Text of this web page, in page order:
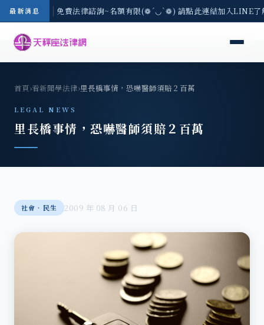
最新消息
-8/3(一) 現場免費法律諮詢~名額有限(❁´◡`❁) 請點此連結加入LINE
首頁›看新聞學法律›里長橋事情，恐嚇醫師須賠２百萬
LEGAL NEWS
里長橋事情，恐嚇醫師須賠２百萬
社會‧民生 2009 年 08 月 06 日